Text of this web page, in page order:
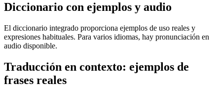
Diccionario con ejemplos y audio
El diccionario integrado proporciona ejemplos de uso reales y
expresiones habituales. Para varios idiomas, hay pronunciación en
audio disponible.
Traducción en contexto: ejemplos de
frases reales